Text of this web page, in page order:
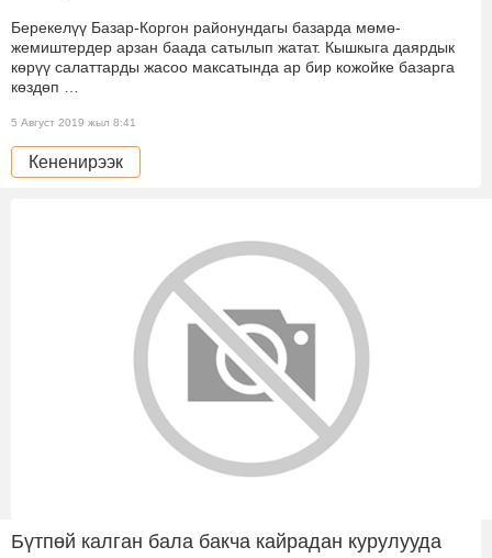
Берекелүү Базар-Коргон районундагы базарда мөмө-
жемиштердер арзан баада сатылып жатат. Кышкыга даярдык
көрүү салаттарды жасоо максатында ар бир кожойке базарга
көздөп …
5 Август 2019 жыл 8:41
Кененирээк
Бүтпөй калган бала бакча кайрадан курулууда